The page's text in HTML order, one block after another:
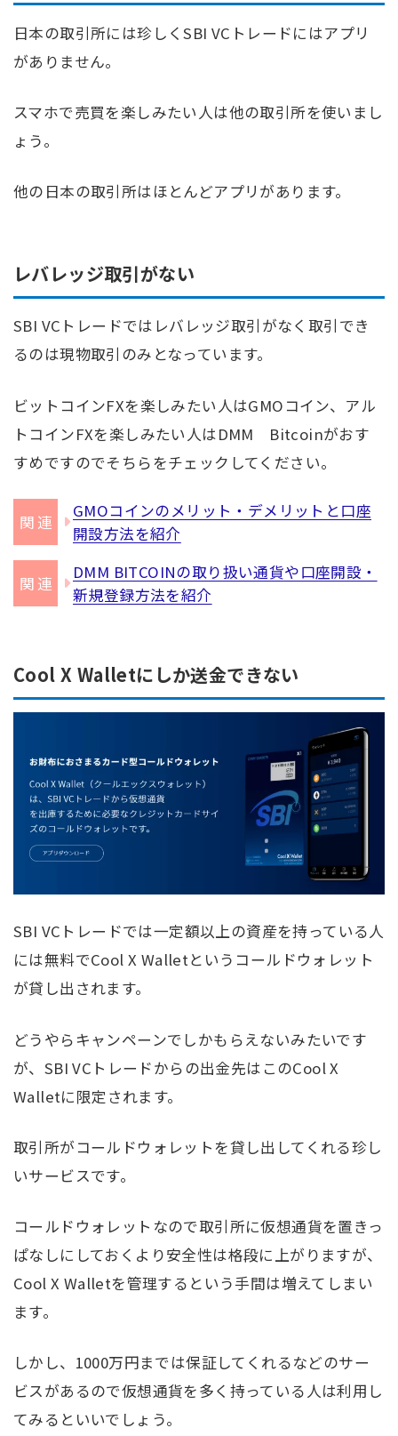
日本の取引所には珍しくSBI VCトレードにはアプリ
がありません。
スマホで売買を楽しみたい人は他の取引所を使いまし
ょう。
他の日本の取引所はほとんどアプリがあります。
レバレッジ取引がない
SBI VCトレードではレバレッジ取引がなく取引でき
るのは現物取引のみとなっています。
ビットコインFXを楽しみたい人はGMOコイン、アル
トコインFXを楽しみたい人はDMM Bitcoinがおす
すめですのでそちらをチェックしてください。
GMOコインのメリット・デメリットと口座
開設方法を紹介
DMM BITCOINの取り扱い通貨や口座開設・
新規登録方法を紹介
Cool X Walletにしか送金できない
SBI VCトレードでは一定額以上の資産を持っている人
には無料でCool X Walletというコールドウォレット
が貸し出されます。
どうやらキャンペーンでしかもらえないみたいです
が、SBI VCトレードからの出金先はこのCool X
Walletに限定されます。
取引所がコールドウォレットを貸し出してくれる珍し
いサービスです。
コールドウォレットなので取引所に仮想通貨を置きっ
ぱなしにしておくより安全性は格段に上がりますが、
Cool X Walletを管理するという手間は増えてしまい
ます。
しかし、1000万円までは保証してくれるなどのサー
ビスがあるので仮想通貨を多く持っている人は利用し
てみるといいでしょう。